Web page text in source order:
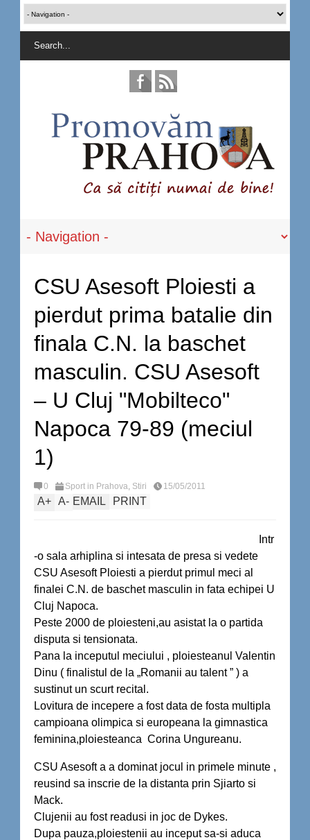
CSU Asesoft Ploiesti a
pierdut prima batalie din
finala C.N. la baschet
masculin. CSU Asesoft
– U Cluj "Mobilteco"
Napoca 79-89 (meciul
1)
0 Sport in Prahova, Stiri 15/05/2011
A+ A- EMAIL PRINT
Intr
-o sala arhiplina si intesata de presa si vedete
CSU Asesoft Ploiesti a pierdut primul meci al
finalei C.N. de baschet masculin in fata echipei U
Cluj Napoca.
Peste 2000 de ploiesteni,au asistat la o partida
disputa si tensionata.
Pana la inceputul meciului , ploiesteanul Valentin
Dinu ( finalistul de la „Romanii au talent ” ) a
sustinut un scurt recital.
Lovitura de incepere a fost data de fosta multipla
campioana olimpica si europeana la gimnastica
feminina,ploiesteanca Corina Ungureanu.
CSU Asesoft a a dominat jocul in primele minute ,
reusind sa inscrie de la distanta prin Sjiarto si
Mack.
Clujenii au fost readusi in joc de Dykes.
Dupa pauza,ploiestenii au inceput sa-si aduca